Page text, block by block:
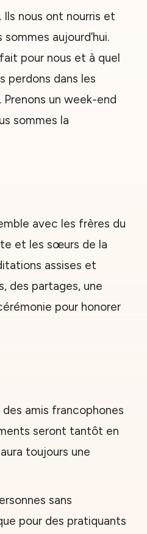
nous ont nourris et
aujourd’hui.
pour nous et à quel
perdons dans les
un week-end
sommes la
avec les frères du
et les sœurs de la
assises et
des partages, une
pour honorer
amis francophones
seront tantôt en
toujours une
sans
pour des pratiquants